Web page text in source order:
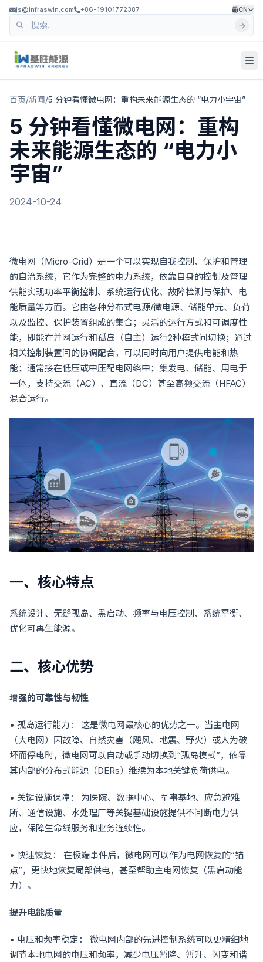
js@infraswin.com +86-19101772387 CN
首页/新闻/5 分钟看懂微电网：重构未来能源生态的 “电力小宇宙”
5 分钟看懂微电网：重构
未来能源生态的 “电力小
宇宙”
2024-10-24
微电网（Micro-Grid）是一个可以实现自我控制、保护和管理
的自治系统，它作为完整的电力系统，依靠自身的控制及管理
供能实现功率平衡控制、系统运行优化、故障检测与保护、电
能质量等方面。它由各种分布式电源/微电源、储能单元、负荷
以及监控、保护装置组成的集合；灵活的运行方式和可调度性
能，即能在并网运行和孤岛（自主）运行2种模式间切换；通过
相关控制装置间的协调配合，可以同时向用户提供电能和热
能；通常接在低压或中压配电网络中；集发电、储能、用电于
一体，支持交流（AC）、直流（DC）甚至高频交流（HFAC）
混合运行。
一、核心特点
系统设计、无缝孤岛、黑启动、频率与电压控制、系统平衡、
优化可再生能源。
二、核心优势
增强的可靠性与韧性
• 孤岛运行能力： 这是微电网最核心的优势之一。当主电网
（大电网）因故障、自然灾害（飓风、地震、野火）或人为破
坏而停电时，微电网可以自动或手动切换到“孤岛模式”，依靠
其内部的分布式能源（DERs）继续为本地关键负荷供电。
• 关键设施保障： 为医院、数据中心、军事基地、应急避难
所、通信设施、水处理厂等关键基础设施提供不间断电力供
应，保障生命线服务和业务连续性。
• 快速恢复： 在极端事件后，微电网可以作为电网恢复的“锚
点”，更快地恢复局部供电，甚至帮助主电网恢复（黑启动能
力）。
提升电能质量
• 电压和频率稳定： 微电网内部的先进控制系统可以更精细地
调节本地电网的电压和频率，减少电压暂降、暂升、闪变和谐